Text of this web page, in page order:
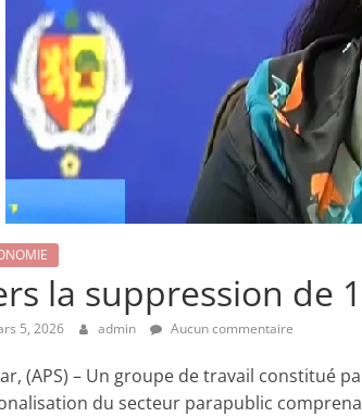
la suppression de
5, 2026 admin Aucun commentaire
(APS) – Un groupe de travail constitué
du secteur parapublic